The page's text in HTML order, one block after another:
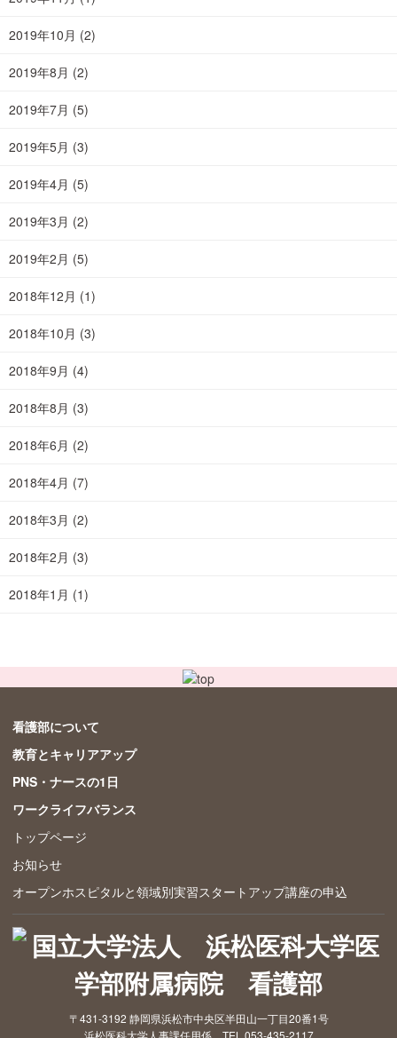
2019年10月 (2)
2019年8月 (2)
2019年7月 (5)
2019年5月 (3)
2019年4月 (5)
2019年3月 (2)
2019年2月 (5)
2018年12月 (1)
2018年10月 (3)
2018年9月 (4)
2018年8月 (3)
2018年6月 (2)
2018年4月 (7)
2018年3月 (2)
2018年2月 (3)
2018年1月 (1)
看護部について
教育とキャリアアップ
PNS・ナースの1日
ワークライフバランス
トップページ
お知らせ
オープンホスピタルと領域別実習スタートアップ講座の申込
〒431-3192 静岡県浜松市中央区半田山一丁目20番1号
浜松医科大学人事課任用係 TEL.053-435-2117